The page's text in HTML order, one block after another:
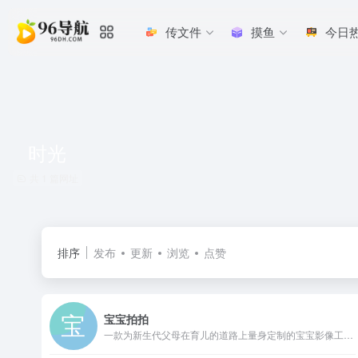
传文件 摸鱼 今日
排序 发布 更新 浏览 点赞
宝宝拍拍